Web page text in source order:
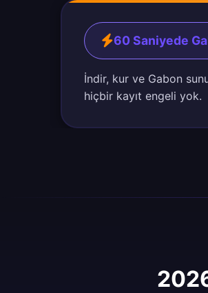
60 Saniyede
İndir, kur ve Gabon
hiçbir kayıt engeli yok.